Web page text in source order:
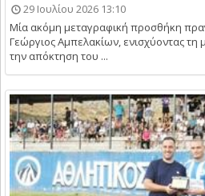
29 Ιουλίου 2026 13:10
Μία ακόμη μεταγραφική προσθήκη
Γεώργιος Αμπελακίων, ενισχύοντας τη
την απόκτηση του ...